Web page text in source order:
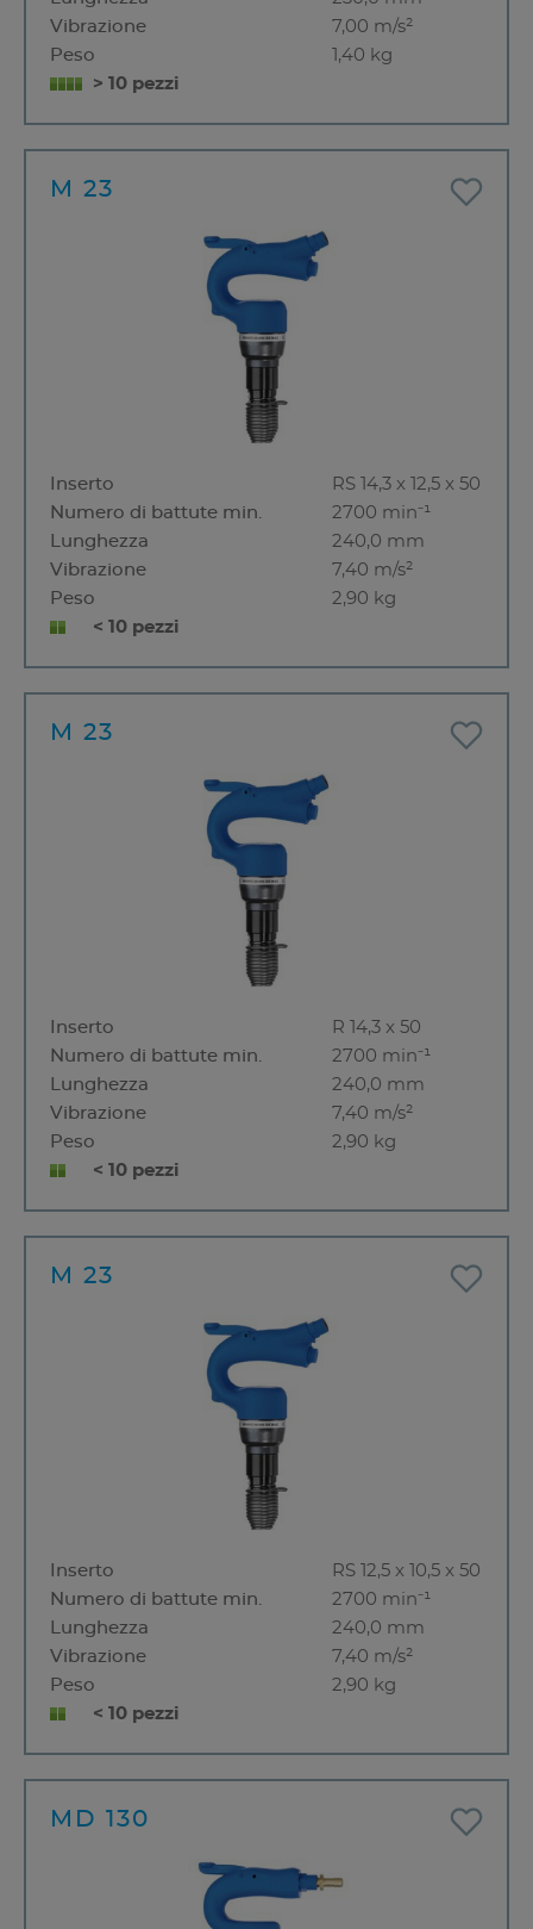
Vibrazione
7,00 m/s²
Peso
1,40 kg
> 10 pezzi
M 23
Inserto
RS 14,3 x 12,5 x 50
Numero di battute min.
2700 min⁻¹
Lunghezza
240,0 mm
Vibrazione
7,40 m/s²
Peso
2,90 kg
< 10 pezzi
M 23
Inserto
R 14,3 x 50
Numero di battute min.
2700 min⁻¹
Lunghezza
240,0 mm
Vibrazione
7,40 m/s²
Peso
2,90 kg
< 10 pezzi
M 23
Inserto
RS 12,5 x 10,5 x 50
Numero di battute min.
2700 min⁻¹
Lunghezza
240,0 mm
Vibrazione
7,40 m/s²
Peso
2,90 kg
< 10 pezzi
MD 130